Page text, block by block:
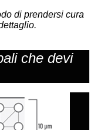
di prendersi cura
che devi